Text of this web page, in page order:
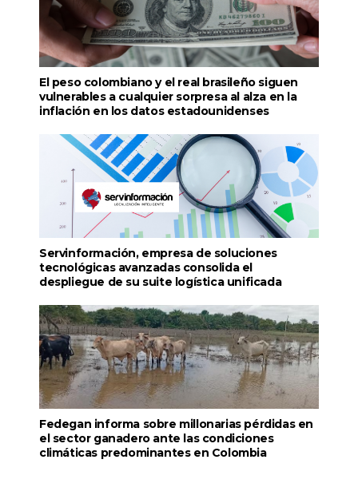
El peso colombiano y el real brasileño siguen
vulnerables a cualquier sorpresa al alza en la
inflación en los datos estadounidenses
Servinformación, empresa de soluciones
tecnológicas avanzadas consolida el
despliegue de su suite logística unificada
Fedegan informa sobre millonarias pérdidas en
el sector ganadero ante las condiciones
climáticas predominantes en Colombia